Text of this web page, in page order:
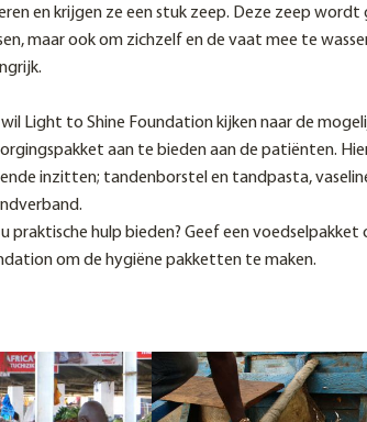
en krijgen ze een stuk zeep. Deze zeep
maar ook om zichzelf en de vaat mee te
Light to Shine Foundation kijken naar de
aan te bieden aan de patiënten.
inzitten; tandenborstel en tandpasta,
praktische hulp bieden? Geef een
om de hygiëne pakketten te maken.